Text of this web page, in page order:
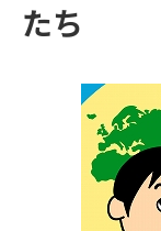
大学パンフ
集要項＆願書
大学・短大以外
たち